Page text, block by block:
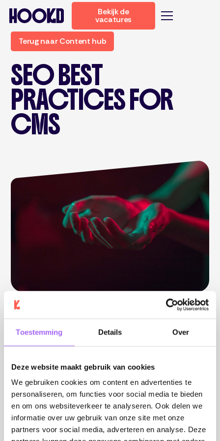
Toestemming Details Over
Deze website maakt gebruik van cookies
We gebruiken cookies om content en advertenties te
personaliseren, om functies voor social media te bieden
en om ons websiteverkeer te analyseren. Ook delen we
informatie over uw gebruik van onze site met onze
partners voor social media, adverteren en analyse. Deze
Bekijk de
vacatures
Terug naar Content hub
SEO BEST
PRACTICES FOR
CMS
ENHANCING SEO
WITH YOUR CMS
Search Engine Optimization (SEO) is crucial for
increasing visibility online. Here are some best practices
to follow when using a CMS:
Use SEO-Friendly URLs:
Ensure your URLs are